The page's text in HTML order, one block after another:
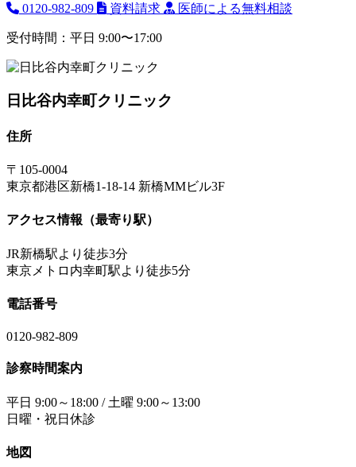
0120-982-809 資料請求 医師による無料相談
受付時間：平日 9:00〜17:00
日比谷内幸町クリニック
住所
〒105-0004
東京都港区新橋1-18-14 新橋MMビル3F
アクセス情報（最寄り駅）
JR新橋駅より徒歩3分
東京メトロ内幸町駅より徒歩5分
電話番号
0120-982-809
診察時間案内
平日 9:00～18:00 / 土曜 9:00～13:00
日曜・祝日休診
地図